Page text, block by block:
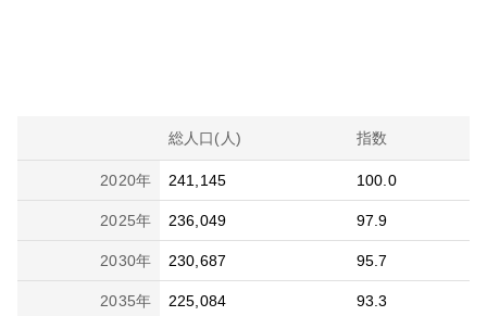
総人口(人) 指数
2020年 241,145 100.0
2025年 236,049 97.9
2030年 230,687 95.7
2035年 225,084 93.3